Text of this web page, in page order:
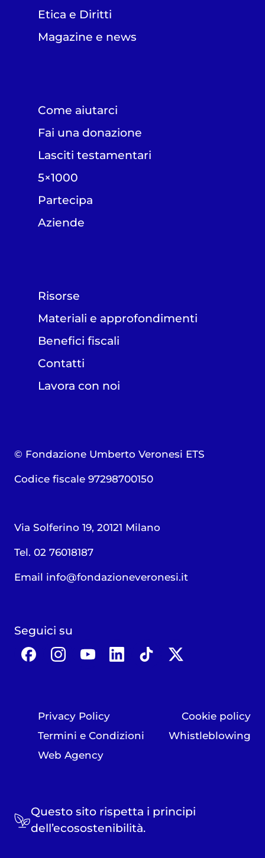
Etica e Diritti
Magazine e news
Come aiutarci
Fai una donazione
Lasciti testamentari
5×1000
Partecipa
Aziende
Risorse
Materiali e approfondimenti
Benefici fiscali
Contatti
Lavora con noi
© Fondazione Umberto Veronesi ETS
Codice fiscale 97298700150
Via Solferino 19, 20121 Milano
Tel. 02 76018187
Email info@fondazioneveronesi.it
Seguici su
Privacy Policy
Cookie policy
Termini e Condizioni
Whistleblowing
Web Agency
Questo sito rispetta i principi
dell’ecosostenibilità.